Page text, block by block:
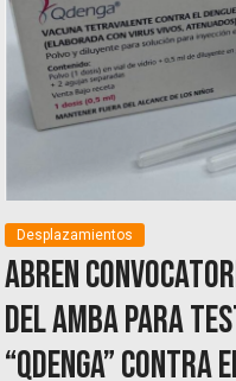
Desplazamientos
Abren
del AMBA para
“QDenga” contra